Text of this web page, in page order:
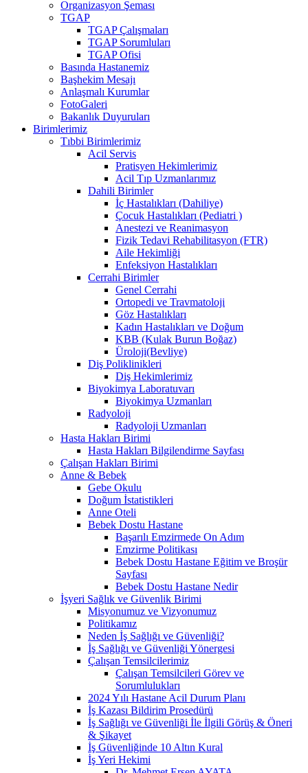
Organizasyon Şeması
TGAP
TGAP Çalışmaları
TGAP Sorumluları
TGAP Ofisi
Basında Hastanemiz
Başhekim Mesajı
Anlaşmalı Kurumlar
FotoGaleri
Bakanlık Duyuruları
Birimlerimiz
Tıbbi Birimlerimiz
Acil Servis
Pratisyen Hekimlerimiz
Acil Tıp Uzmanlarımız
Dahili Birimler
İç Hastalıkları (Dahiliye)
Çocuk Hastalıkları (Pediatri )
Anestezi ve Reanimasyon
Fizik Tedavi Rehabilitasyon (FTR)
Aile Hekimliği
Enfeksiyon Hastalıkları
Cerrahi Birimler
Genel Cerrahi
Ortopedi ve Travmatoloji
Göz Hastalıkları
Kadın Hastalıkları ve Doğum
KBB (Kulak Burun Boğaz)
Üroloji(Bevliye)
Diş Poliklinikleri
Diş Hekimlerimiz
Biyokimya Laboratuvarı
Biyokimya Uzmanları
Radyoloji
Radyoloji Uzmanları
Hasta Hakları Birimi
Hasta Hakları Bilgilendirme Sayfası
Çalışan Hakları Birimi
Anne & Bebek
Gebe Okulu
Doğum İstatistikleri
Anne Oteli
Bebek Dostu Hastane
Başarılı Emzirmede On Adım
Emzirme Politikası
Bebek Dostu Hastane Eğitim ve Broşür
Sayfası
Bebek Dostu Hastane Nedir
İşyeri Sağlık ve Güvenlik Birimi
Misyonumuz ve Vizyonumuz
Politikamız
Neden İş Sağlığı ve Güvenliği?
İş Sağlığı ve Güvenliği Yönergesi
Çalışan Temsilcilerimiz
Çalışan Temsilcileri Görev ve
Sorumlulukları
2024 Yılı Hastane Acil Durum Planı
İş Kazası Bildirim Prosedürü
İş Sağlığı ve Güvenliği İle İlgili Görüş & Öneri
& Şikayet
İş Güvenliğinde 10 Altın Kural
İş Yeri Hekimi